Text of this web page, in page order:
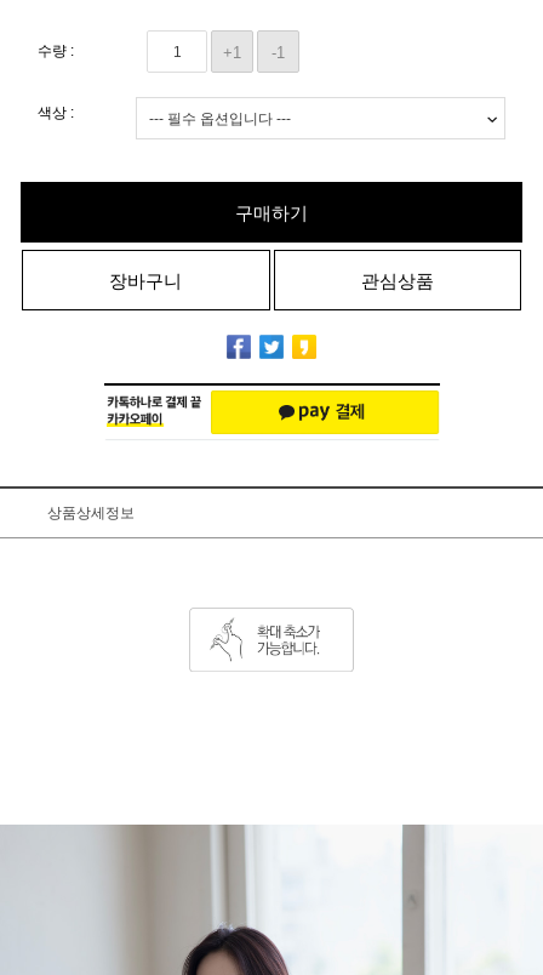
수량 : +1 -1
색상 :
구매하기
장바구니 관심상품
상품상세정보